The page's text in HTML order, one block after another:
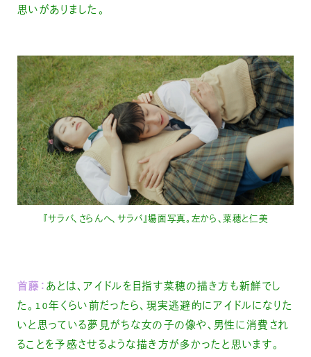
思いがありました。
『サラバ、さらんへ、サラバ』場面写真。左から、菜穂と仁美
首藤：あとは、アイドルを目指す菜穂の描き方も新鮮でし
た。10年くらい前だったら、現実逃避的にアイドルになりた
いと思っている夢見がちな女の子の像や、男性に消費され
ることを予感させるような描き方が多かったと思います。